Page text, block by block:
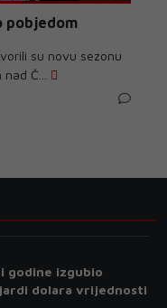
pobjedom
su novu sezonu
Č...
godine izgubio
dolara vrijednosti